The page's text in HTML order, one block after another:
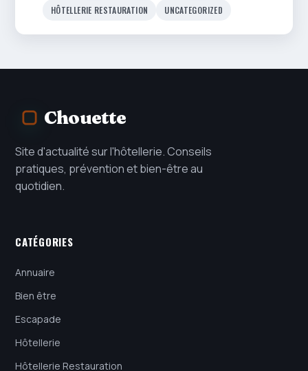
HÔTELLERIE RESTAURATION
UNCATEGORIZED
Chouette
Site d'actualité sur l'hôtellerie. Conseils
pratiques, prévention et bien-être au
quotidien.
CATÉGORIES
Annuaire
Bien être
Escapade
Hôtellerie
Hôtellerie Restauration